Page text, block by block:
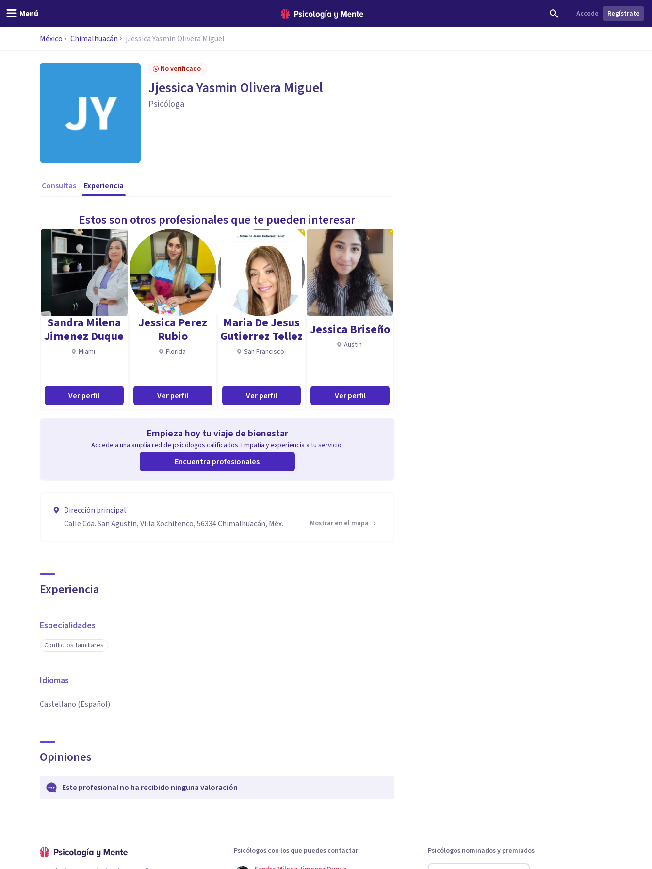
Menú Accede Regístrate
México Chimalhuacán jJessica Yasmin Olivera Miguel
No verificado
Jjessica Yasmin Olivera Miguel
Psicóloga
Consultas Experiencia
Estos son otros profesionales que te pueden interesar
Sandra Milena
Jimenez Duque
Miami
Ver perfil
Jessica Perez
Rubio
Florida
Ver perfil
Maria De Jesus
Gutierrez Tellez
San Francisco
Ver perfil
Jessica Briseño
Austin
Ver perfil
Empieza hoy tu viaje de bienestar
Accede a una amplia red de psicólogos calificados. Empatía y experiencia a tu servicio.
Encuentra profesionales
Dirección principal
Calle Cda. San Agustin, Villa Xochitenco, 56334 Chimalhuacán, Méx.
Mostrar en el mapa
Experiencia
Especialidades
Conflictos familiares
Idiomas
Castellano (Español)
Opiniones
Este profesional no ha recibido ninguna valoración
Psicólogos con los que puedes contactar
Psicólogos nominados y premiados